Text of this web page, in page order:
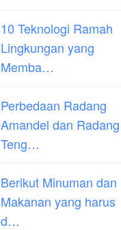
10 Teknologi Ramah
Lingkungan yang
Memba…
Perbedaan Radang
Amandel dan Radang
Teng…
Berikut Minuman dan
Makanan yang harus
d…